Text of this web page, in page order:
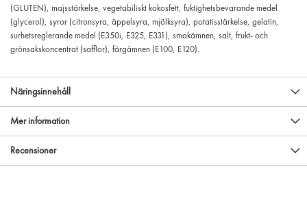
(GLUTEN), majsstärkelse, vegetabiliskt kokosfett, fuktighetsbevarande medel
(glycerol), syror (citronsyra, äppelsyra, mjölksyra), potatisstärkelse, gelatin,
surhetsreglerande medel (E350i, E325, E331), smakämnen, salt, frukt- och
grönsakskoncentrat (safflor), färgämnen (E100, E120).
Näringsinnehåll
Mer information
Recensioner